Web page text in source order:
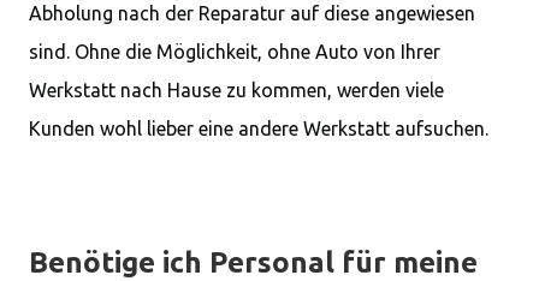
Abholung nach der Reparatur auf diese angewiesen
sind. Ohne die Möglichkeit, ohne Auto von Ihrer
Werkstatt nach Hause zu kommen, werden viele
Kunden wohl lieber eine andere Werkstatt aufsuchen.
Benötige ich Personal für meine